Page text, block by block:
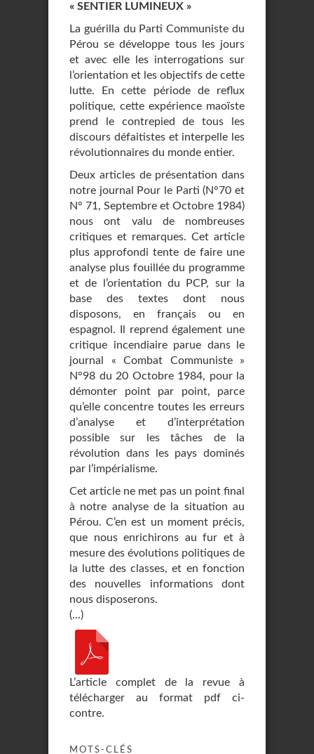
« SENTIER LUMINEUX »
La guérilla du Parti Communiste du
Pérou se développe tous les jours
et avec elle les interrogations sur
l’orientation et les objectifs de cette
lutte. En cette période de reflux
politique, cette expérience maoïste
prend le contrepied de tous les
discours défaitistes et interpelle les
révolutionnaires du monde entier.
Deux articles de présentation dans
notre journal Pour le Parti (N°70 et
N° 71, Septembre et Octobre 1984)
nous ont valu de nombreuses
critiques et remarques. Cet article
plus approfondi tente de faire une
analyse plus fouillée du programme
et de l’orientation du PCP, sur la
base des textes dont nous
disposons, en français ou en
espagnol. Il reprend également une
critique incendiaire parue dans le
journal « Combat Communiste »
N°98 du 20 Octobre 1984, pour la
démonter point par point, parce
qu’elle concentre toutes les erreurs
d’analyse et d’interprétation
possible sur les tâches de la
révolution dans les pays dominés
par l’impérialisme.
Cet article ne met pas un point final
à notre analyse de la situation au
Pérou. C’en est un moment précis,
que nous enrichirons au fur et à
mesure des évolutions politiques de
la lutte des classes, et en fonction
des nouvelles informations dont
nous disposerons.
(...)
L’article complet de la revue à
télécharger au format pdf ci-
contre.
MOTS-CLÉS